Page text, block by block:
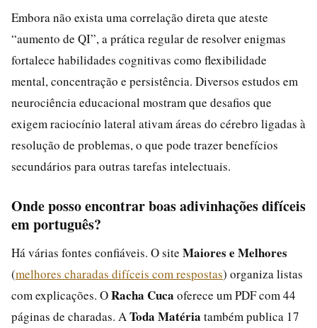
Embora não exista uma correlação direta que ateste
“aumento de QI”, a prática regular de resolver enigmas
fortalece habilidades cognitivas como flexibilidade
mental, concentração e persistência. Diversos estudos em
neurociência educacional mostram que desafios que
exigem raciocínio lateral ativam áreas do cérebro ligadas à
resolução de problemas, o que pode trazer benefícios
secundários para outras tarefas intelectuais.
Onde posso encontrar boas adivinhações difíceis
em português?
Há várias fontes confiáveis. O site Maiores e Melhores
(melhores charadas difíceis com respostas) organiza listas
com explicações. ORacha Cuca oferece um PDF com 44
páginas de charadas. A Toda Matéria também publica 17